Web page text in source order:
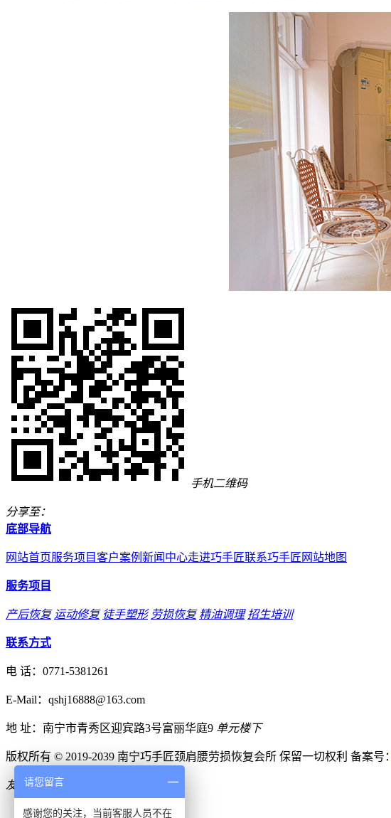
手机二维码
分享至：
底部导航
网站首页服务项目客户案例 新闻中心走进巧手匠联系巧手匠 网站地图
服务项目
产后恢复 运动修复 徒手塑形 劳损恢复 精油调理 招生培训
联系方式
电 话： 0771-5381261
E-Mail：qshj16888@163.com
地 址：南宁市青秀区迎宾路3号富丽华庭9 单元楼下
版权所有 © 2019-2039 南宁巧手匠颈肩腰劳损恢复会所 保留一切权利 备案号：
友情链接：
0771-5381261
请您留言
感谢您的关注，当前客服人员不在